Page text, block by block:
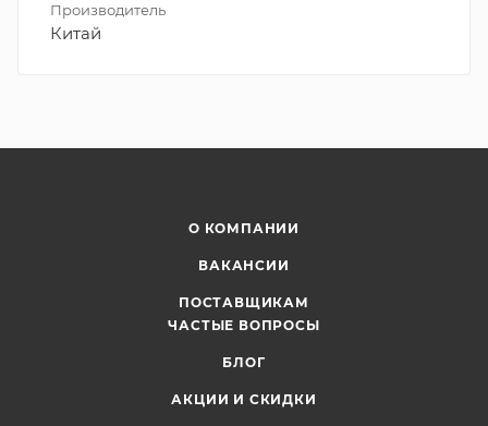
Производитель
Китай
О КОМПАНИИ
ВАКАНСИИ
ПОСТАВЩИКАМ
ЧАСТЫЕ ВОПРОСЫ
БЛОГ
АКЦИИ И СКИДКИ